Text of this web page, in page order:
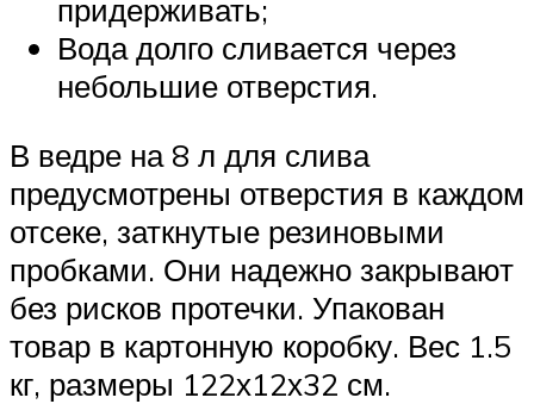
придерживать;
Вода долго сливается через
небольшие отверстия.
В ведре на 8 л для слива
предусмотрены отверстия в каждом
отсеке, заткнутые резиновыми
пробками. Они надежно закрывают
без рисков протечки. Упакован
товар в картонную коробку. Вес 1.5
кг, размеры 122х12х32 см.